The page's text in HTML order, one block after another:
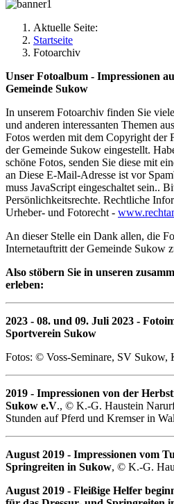
Aktuelle Seite:
Startseite
Fotoarchiv
Unser Fotoalbum - Impressionen
Gemeinde Sukow
In unserem Fotoarchiv finden Sie
und anderen interessanten Themen
Fotos werden mit dem Copyright der
der Gemeinde Sukow eingestellt.
schöne Fotos, senden Sie diese mit
an Diese E-Mail-Adresse ist vor
muss JavaScript eingeschaltet sein..
Persönlichkeitsrechte. Rechtliche
Urheber- und Fotorecht -
An dieser Stelle ein Dank allen, die
Internetauftritt der Gemeinde Sukow
Also stöbern Sie in unseren
erleben:
2023 - 08. und 09. Juli 2023 -
Sportverein Sukow
Fotos: © Voss-Seminare, SV Sukow,
2019 - Impressionen von der
Sukow e.V., © K.-G. Haustein
Stunden auf Pferd und Kremser in
August 2019 - Impressionen vom
Springreiten in Sukow, © K.-G.
August 2019 - Fleißige Helfer